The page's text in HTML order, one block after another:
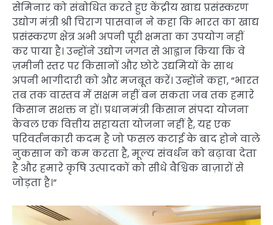
सेमिनार को संबोधित करते हुए केंद्रीय खाद्य प्रसंस्करण
उद्योग मंत्री श्री चिराग पासवान ने कहा कि भारत का खाद्य
प्रसंस्करण क्षेत्र अभी अपनी पूरी क्षमता का उपयोग नहीं
कर पाया है। उन्होंने उद्योग जगत से आह्वान किया कि वे
ज़मीनी स्तर पर किसानों और छोटे उद्यमियों के साथ
अपनी भागीदारी को और मजबूत करें। उन्होंने कहा, “भारत
तब तक वास्तव में सक्षम नहीं बन सकता जब तक हमारे
किसान सशक्त न हों। प्रधानमंत्री किसान संपदा योजना
केवल एक वित्तीय सहायता योजना नहीं है, यह एक
परिवर्तनकारी कदम है जो फसल कटाई के बाद होने वाले
नुकसान को कम करता है, मूल्य संवर्धन को बढ़ावा देता
है और हमारे कृषि उत्पादकों को सीधे वैश्विक बाज़ारों से
जोड़ता है।”